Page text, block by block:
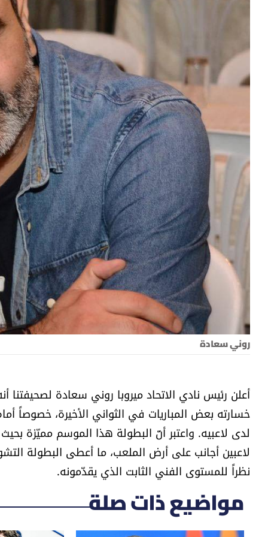
روني سعادة
أعلن رئيس نادي الاتحاد ميروبا روني سعادة
خسارته بعض المباريات في الثواني الأخيرة، خصوصاً
لدى لاعبيه. واعتبر أنّ البطولة هذا الموسم مميّزة
لاعبين أجانب على أرض الملعب، ما أعطى البطولة
نظراً للمستوى الفني الثابت الذي يقدّمونه.
مواضيع ذات صلة